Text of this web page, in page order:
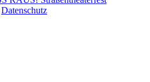
Datenschutz